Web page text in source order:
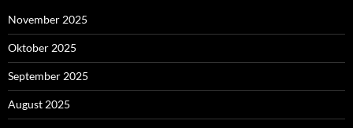
November 2025
Oktober 2025
September 2025
August 2025